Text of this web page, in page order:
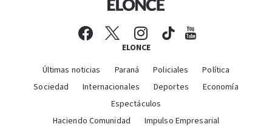
ELONCE
Últimas noticias Paraná Policiales
Política
Sociedad
Internacionales Deportes
Economía
Espectáculos
Haciendo Comunidad
Impulso Empresarial